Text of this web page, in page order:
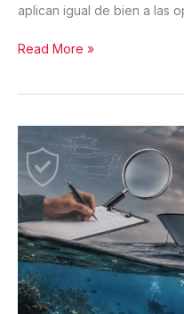
aplican igual de bien a las
El
Netflix
sobre
el
Costa
Concordia
es
un
recordatorio
que
la
Read More »